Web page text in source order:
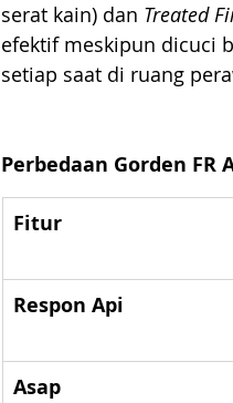
serat kain) dan Treated
efektif meskipun dicuci
setiap saat di ruang
Perbedaan Gorden FR
Fitur
Respon Api
Asap